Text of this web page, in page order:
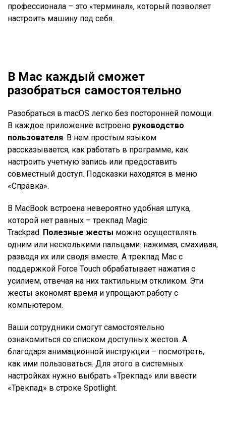
профессионала – это «терминал», который позволяет
настроить машину под себя.
В Mac каждый сможет
разобраться самостоятельно
Разобраться в macOS легко без посторонней помощи.
В каждое приложение встроено руководство
пользователя. В нем простым языком
рассказывается, как работать в программе, как
настроить учетную запись или предоставить
совместный доступ. Подсказки находятся в меню
«Справка».
В MacBook встроена невероятно удобная штука,
которой нет равных – трекпад Magic
Trackpad. Полезные жесты можно осуществлять
одним или несколькими пальцами: нажимая, смахивая,
разводя их или сводя вместе. А трекпад Mac с
поддержкой Force Touch обрабатывает нажатия с
усилием, отвечая на них тактильным откликом. Эти
жесты экономят время и упрощают работу с
компьютером.
Ваши сотрудники смогут самостоятельно
ознакомиться со списком доступных жестов. А
благодаря анимационной инструкции – посмотреть,
как ими пользоваться. Для этого в системных
настройках нужно выбрать «Трекпад» или ввести
«Трекпад» в строке Spotlight.